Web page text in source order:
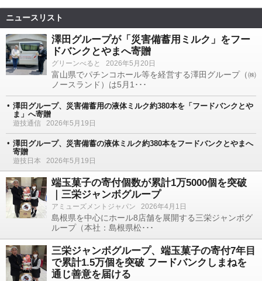
ニュースリスト
澤田グループが「災害備蓄用ミルク」をフー
ドバンクとやまへ寄贈
グリーンべると 2026年5月20日
富山県でパチンコホール等を経営する澤田グループ（㈱
ノースランド）は5月1･･･
澤田グループ、災害備蓄用の液体ミルク約380本を「フードバンクとや
ま」へ寄贈
遊技通信 2026年5月19日
澤田グループ、災害備蓄の液体ミルク約380本をフードバンクとやまへ
寄贈
遊技日本 2026年5月19日
端玉菓子の寄付個数が累計1万5000個を突破
｜三栄ジャンボグループ
アミューズメントジャパン 2026年4月1日
島根県を中心にホール8店舗を展開する三栄ジャンボグ
ループ（本社：島根県松･･･
三栄ジャンボグループ、端玉菓子の寄付7年目
で累計1.5万個を突破 フードバンクしまねを
通じ善意を届ける